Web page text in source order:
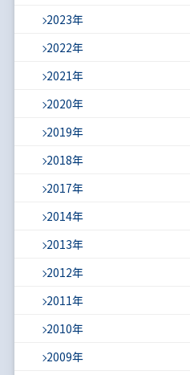
2023年
2022年
2021年
2020年
2019年
2018年
2017年
2014年
2013年
2012年
2011年
2010年
2009年